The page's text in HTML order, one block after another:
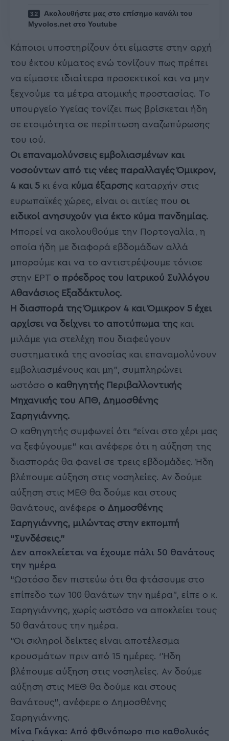
Ακολουθήστε μας στο επίσημο κανάλι του
Myvolos.net στο Youtube
Κάποιοι υποστηρίζουν ότι είμαστε στην αρχή
του έκτου κύματος ενώ τονίζουν πως πρέπει
να είμαστε ιδιαίτερα προσεκτικοί και να μην
ξεχνούμε τα μέτρα ατομικής προστασίας. Το
υπουργείο Υγείας τονίζει πως βρίσκεται ήδη
σε ετοιμότητα σε περίπτωση αναζωπύρωσης
του ιού.
Οι επαναμολύνσεις εμβολιασμένων και
νοσούντων από τις νέες παραλλαγές Όμικρον,
4 και 5 κι ένα κύμα έξαρσης καταρχήν στις
ευρωπαϊκές χώρες, είναι οι αιτίες που οι
ειδικοί ανησυχούν για έκτο κύμα πανδημίας.
Μπορεί να ακολουθούμε την Πορτογαλία, η
οποία ήδη με διαφορά εβδομάδων αλλά
μπορούμε και να το αντιστρέψουμε τόνισε
στην ΕΡΤ ο πρόεδρος του Ιατρικού Συλλόγου
Αθανάσιος Εξαδάκτυλος.
Η διασπορά της Όμικρον 4 και Όμικρον 5 έχει
αρχίσει να δείχνει το αποτύπωμα τηςκαι
μιλάμε για στελέχη που διαφεύγουν
συστηματικά της ανοσίας και επαναμολύνουν
εμβολιασμένους και μη”, συμπληρώνει
ωστόσο o καθηγητής Περιβαλλοντικής
Μηχανικής του ΑΠΘ, Δημοσθένης
Σαρηγιάννης.
Ο καθηγητής συμφωνεί ότι “είναι στο χέρι μας
να ξεφύγουμε” και ανέφερε ότι η αύξηση της
διασποράς θα φανεί σε τρεις εβδομάδες. Ήδη
βλέπουμε αύξηση στις νοσηλείες. Αν δούμε
αύξηση στις ΜΕΘ θα δούμε και στους
θανάτους, ανέφερε ο Δημοσθένης
Σαρηγιάννης, μιλώντας στην εκπομπή
“Συνδέσεις.”
Δεν αποκλείεται να έχουμε πάλι 50 θανάτους
την ημέρα
“Ωστόσο δεν πιστεύω ότι θα φτάσουμε στο
επίπεδο των 100 θανάτων την ημέρα”, είπε ο κ.
Σαρηγιάννης, χωρίς ωστόσο να αποκλείει τους
50 θανάτους την ημέρα.
“Οι σκληροί δείκτες είναι αποτέλεσμα
κρουσμάτων πριν από 15 ημέρες. ‘Ήδη
βλέπουμε αύξηση στις νοσηλείες. Αν δούμε
αύξηση στις ΜΕΘ θα δούμε και στους
θανάτους”, ανέφερε ο Δημοσθένης
Σαρηγιάννης.
Μίνα Γκάγκα: Από φθινόπωρο πιο καθολικός